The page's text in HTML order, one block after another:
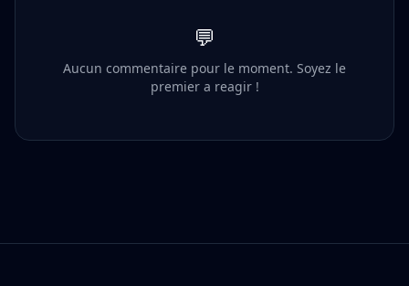
💬
Aucun commentaire pour le moment. Soyez le
premier a reagir !